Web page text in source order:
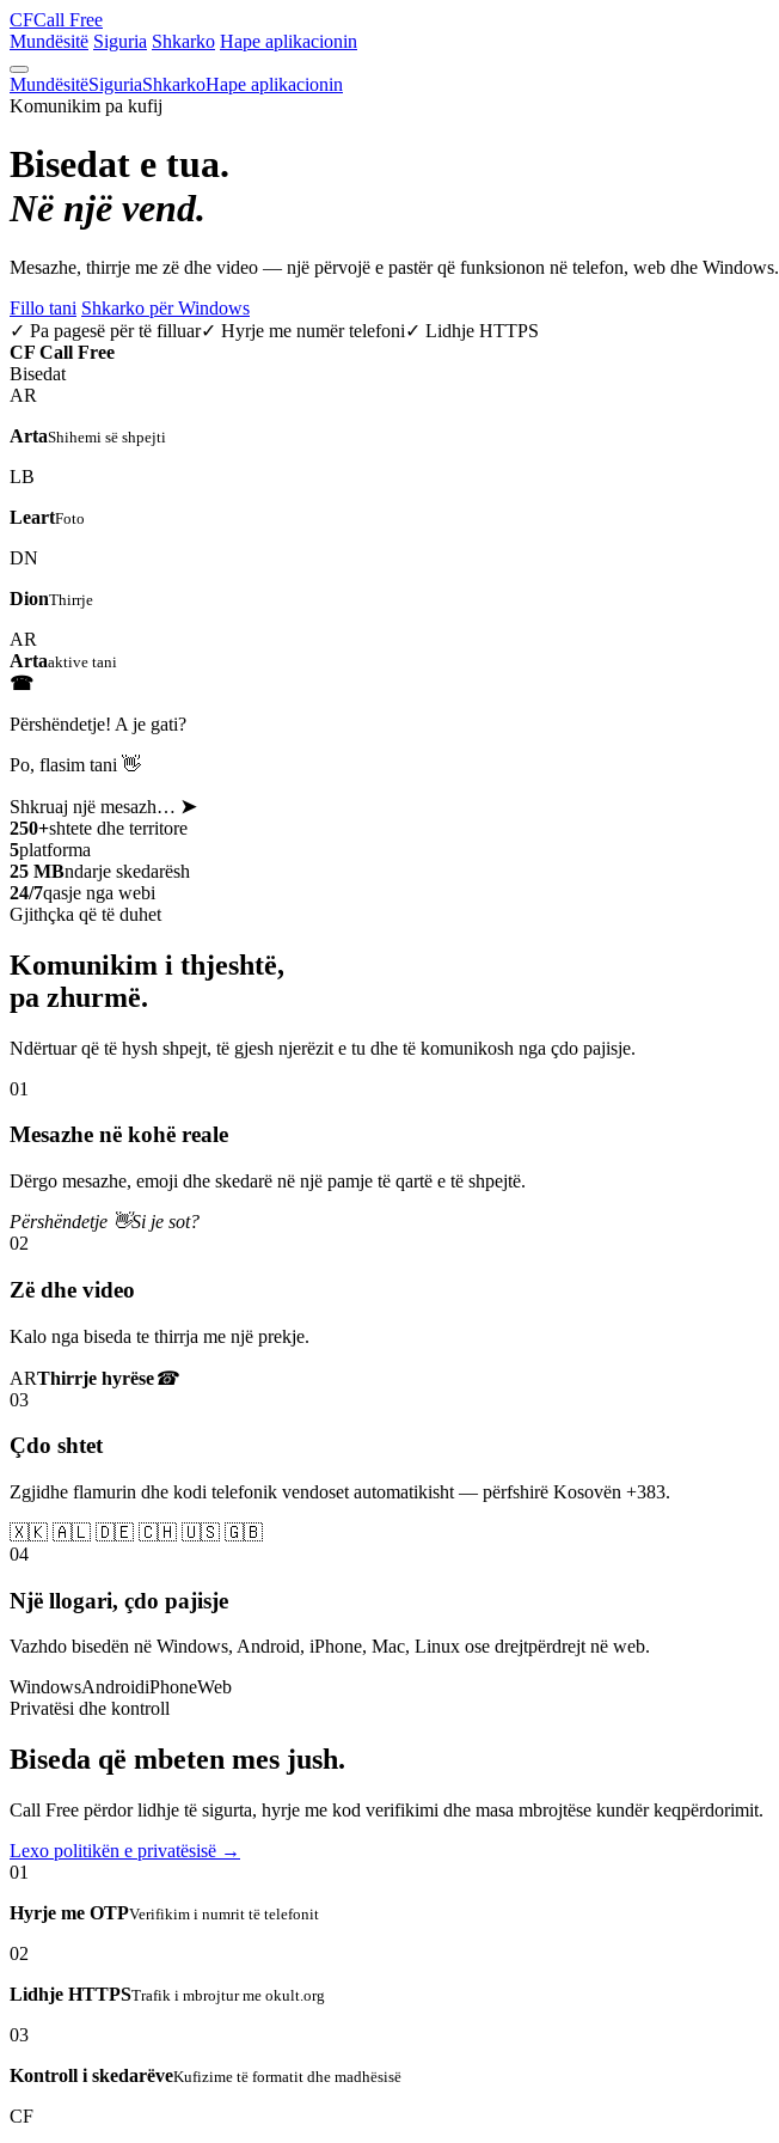
CFCall Free
Mundësitë Siguria Shkarko Hape aplikacionin
MundësitëSiguriaShkarkoHape aplikacionin
Komunikim pa kufij
Bisedat e tua.
Në një vend.
Mesazhe, thirrje me zë dhe video — një përvojë e pastër që funksionon në telefon, web dhe Windows.
Fillo tani Shkarko për Windows
✓ Pa pagesë për të filluar✓ Hyrje me numër telefoni✓ Lidhje HTTPS
CF Call Free
Bisedat
AR
ArtaShihemi së shpejti
LB
LeartFoto
DN
DionThirrje
AR
Artaaktive tani
☎
Përshëndetje! A je gati?
Po, flasim tani 👋
Shkruaj një mesazh… ➤
250+shtete dhe territore
5platforma
25 MBndarje skedarësh
24/7qasje nga webi
Gjithçka që të duhet
Komunikim i thjeshtë,
pa zhurmë.
Ndërtuar që të hysh shpejt, të gjesh njerëzit e tu dhe të komunikosh nga çdo pajisje.
01
Mesazhe në kohë reale
Dërgo mesazhe, emoji dhe skedarë në një pamje të qartë e të shpejtë.
Përshëndetje 👋Si je sot?
02
Zë dhe video
Kalo nga biseda te thirrja me një prekje.
ARThirrje hyrëse☎
03
Çdo shtet
Zgjidhe flamurin dhe kodi telefonik vendoset automatikisht — përfshirë Kosovën +383.
🇽🇰 🇦🇱 🇩🇪 🇨🇭 🇺🇸 🇬🇧
04
Një llogari, çdo pajisje
Vazhdo bisedën në Windows, Android, iPhone, Mac, Linux ose drejtpërdrejt në web.
WindowsAndroidiPhoneWeb
Privatësi dhe kontroll
Biseda që mbeten mes jush.
Call Free përdor lidhje të sigurta, hyrje me kod verifikimi dhe masa mbrojtëse kundër keqpërdorimit.
Lexo politikën e privatësisë →
01
Hyrje me OTPVerifikim i numrit të telefonit
02
Lidhje HTTPSTrafik i mbrojtur me okult.org
03
Kontroll i skedarëveKufizime të formatit dhe madhësisë
CF